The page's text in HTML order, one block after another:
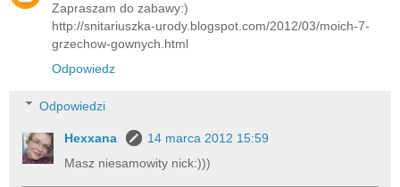
Zapraszam do zabawy:)
http://snitariuszka-urody.blogspot.com/2012/03/moich-7-
grzechow-gownych.html
Odpowiedz
Odpowiedzi
Hexxana
14 marca 2012 15:59
Masz niesamowity nick:)))